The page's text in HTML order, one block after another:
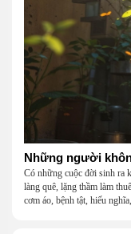
Những người
Có những cuộc đời sinh ra
làng quê, lặng thầm làm
cơm áo, bệnh tật, hiếu